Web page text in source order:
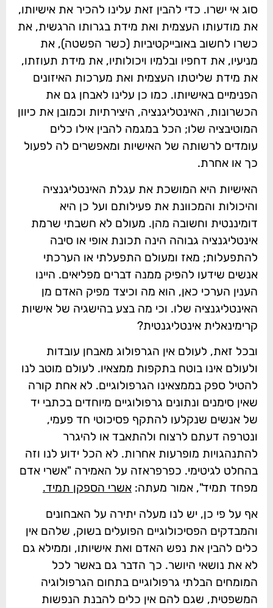
סוג אי ישרו. כדי להבין זאת עלינו להכיר את אישיותו,
את מודעותו העצמית ואת מידת בגרותו הרגשית, את
כשרו לחשוב באובייקטיביות (כשר הפשטה), את
מניעיו, את דחפיו ובלמיו ויכולותיו, את מידת תעוזתו,
את מידת שליטתו העצמית ואת מערכות האיזונים
הפנימיים באישיותו. כמו כן עלינו לאבחן גם את
הכשרונות, האינטליגנציה, היצירתיות וכמובן את כיוון
המוטיבציה שלו; הכל במגמה להבין אילו כלים
עומדים לרשותה של האישיות ומאפשרים לה לפעול
כך או אחרת.
האישיות היא המושכת את עגלת האינטליגנציה
והיכולות והמכוונת את פעילותם ועל כן היא
דומיננטית וחשובה מהן. מעולם לא חשבתי שרמת
אינטליגנציה גבוהה הינה תכונת אופי או סיבה
להתפעלות; מאז ומעולם התפעלתי או הערכתי
אנשים שידעו להפיק ממנה דברים מפליאים. היינו
הענין הערכי כאן, הוא מה וכיצד מפיק האדם מן
האינטליגנציה שלו. וכי מה בצע בהישגיה של אישיות
קרימינאלית אינטליגנטית?
ובכל זאת, לעולם אין הגרפולוג מאבחן עובדות
ולעולם אינו בוטח בתקפות ממצאיו. לעולם מוטב לנו
להטיל ספק בממצאינו הגרפולוגיים. לא אחת קורה
שאין סימנים ונתונים גרפולוגיים מיוחדים בכתבי יד
של אנשים שנקלעו להתקף פסיכוטי חד פעמי,
ונטרפה דעתם לרצוח ולהתאבד או להיגרר
להתנהגויות מופרעות אחרות. לא הכל ידוע לנו וזה
בהחלט לגיטימי. כפרפראזה על האמירה "אשרי אדם
מפחד תמיד", אמור מעתה: אשרי הספקן תמיד.
אף על פי כן, יש לנו מעלה יתירה על האבחונים
והמבדקים הפסיכולוגיים הפועלים בשוק, שלהם אין
כלים להבין את נפש האדם ואת אישיותו, וממילא גם
לא את נושאי היושר. כך הדבר גם באשר לכל
המומחים הבלתי גרפולוגיים בתחום הגרפולוגיה
המשפטית, שגם להם אין כלים להבנת הנפשות